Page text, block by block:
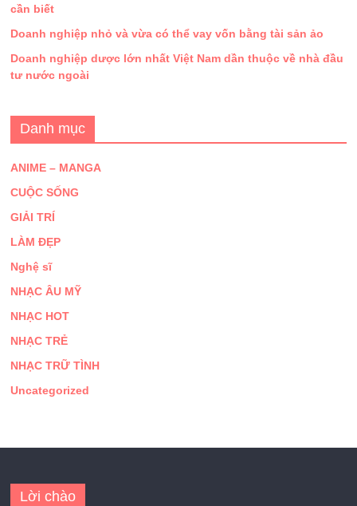
cần biết
Doanh nghiệp nhỏ và vừa có thể vay vốn bằng tài sản ảo
Doanh nghiệp dược lớn nhất Việt Nam dần thuộc về nhà đầu
tư nước ngoài
Danh mục
ANIME – MANGA
CUỘC SỐNG
GIẢI TRÍ
LÀM ĐẸP
Nghệ sĩ
NHẠC ÂU MỸ
NHẠC HOT
NHẠC TRẺ
NHẠC TRỮ TÌNH
Uncategorized
Lời chào